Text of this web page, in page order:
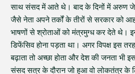
साथ संसद में आते थे। बाद के दिनों में अरुण
जैसे नेता अपने तर्कों के तीरों से सरकार को
भाषणों से श्रोताओं को मंत्रमुग्ध कर देते थे।
डिफेंसिव होना पड़ता था। अगर विपक्ष इस
बढ़ाता तो अच्छा होता और देश की जनता भी
संसद सत्र के दौरान जो हुआ वो लोकतंत्र के